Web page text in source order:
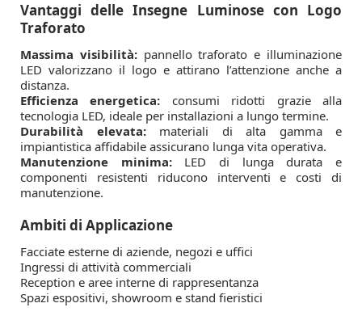
Vantaggi delle Insegne Luminose con Logo
Traforato
Massima visibilità:pannello traforato e illuminazione
LED valorizzano il logo e attirano l’attenzione anche a
distanza.
Efficienza energetica: consumi ridotti grazie alla
tecnologia LED, ideale per installazioni a lungo termine.
Durabilità elevata:materiali di alta gamma e
impiantistica affidabile assicurano lunga vita operativa.
Manutenzione minima:LED di lunga durata e
componenti resistenti riducono interventi e costi di
manutenzione.
Ambiti di Applicazione
Facciate esterne di aziende, negozi e uffici
Ingressi di attività commerciali
Reception e aree interne di rappresentanza
Spazi espositivi, showroom e stand fieristici